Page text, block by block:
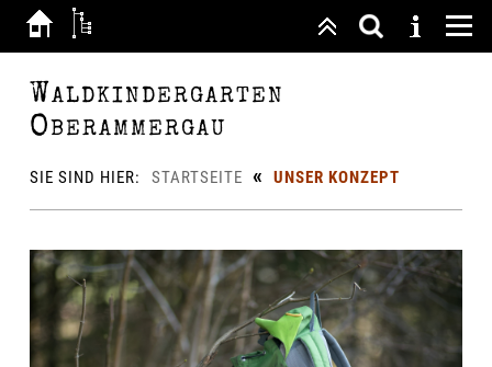
Waldkindergarten
Oberammergau
SIE SIND HIER: STARTSEITE « UNSER KONZEPT